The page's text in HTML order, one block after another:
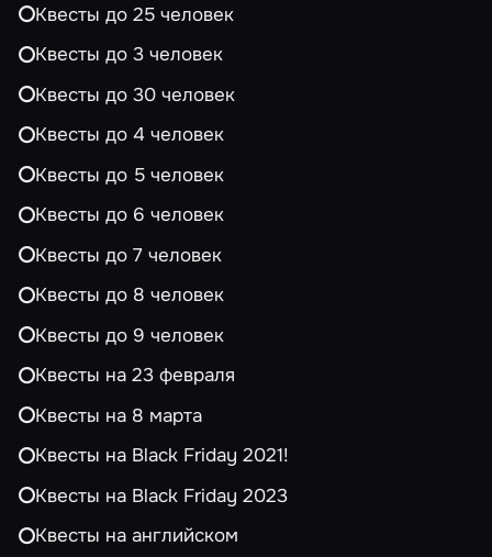
Квесты до 25 человек
Квесты до 3 человек
Квесты до 30 человек
Квесты до 4 человек
Квесты до 5 человек
Квесты до 6 человек
Квесты до 7 человек
Квесты до 8 человек
Квесты до 9 человек
Квесты на 23 февраля
Квесты на 8 марта
Квесты на Black Friday 2021!
Квесты на Black Friday 2023
Квесты на английском